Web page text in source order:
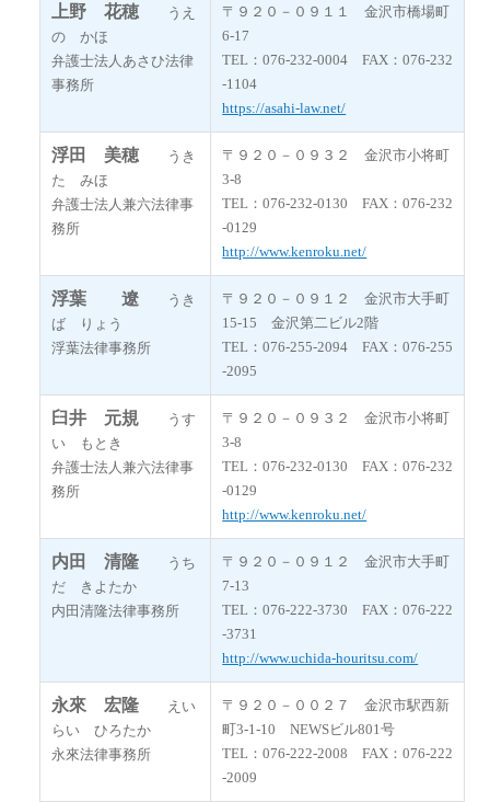
上野 花穂 うえ
の かほ
弁護士法人あさひ法律
事務所
〒９２０－０９１１ 金沢市橋場町
6-17
TEL：076-232-0004 FAX：076-232
-1104
https://asahi-law.net/
浮田 美穂 うき
た みほ
弁護士法人兼六法律事
務所
〒９２０－０９３２ 金沢市小将町
3-8
TEL：076-232-0130 FAX：076-232
-0129
http://www.kenroku.net/
浮葉 遼 うき
ば りょう
浮葉法律事務所
〒９２０－０９１２ 金沢市大手町
15-15 金沢第二ビル2階
TEL：076-255-2094 FAX：076-255
-2095
臼井 元規 うす
い もとき
弁護士法人兼六法律事
務所
〒９２０－０９３２ 金沢市小将町
3-8
TEL：076-232-0130 FAX：076-232
-0129
http://www.kenroku.net/
内田 清隆 うち
だ きよたか
内田清隆法律事務所
〒９２０－０９１２ 金沢市大手町
7-13
TEL：076-222-3730 FAX：076-222
-3731
http://www.uchida-houritsu.com/
永來 宏隆 えい
らい ひろたか
永來法律事務所
〒９２０－００２７ 金沢市駅西新
町3-1-10 NEWSビル801号
TEL：076-222-2008 FAX：076-222
-2009